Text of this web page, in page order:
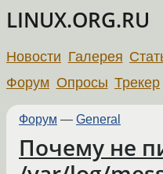
LINUX.ORG.RU
Новости Галерея
Форум Опросы Трекер
Форум — General
Почему не